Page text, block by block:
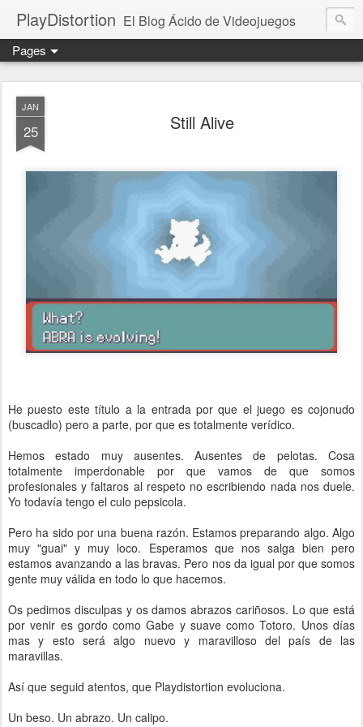
PlayDistortion El Blog Ácido de Videojuegos
Pages
JAN
25 Still Alive
He puesto este título a la entrada por que el juego es cojonudo
(buscadlo) pero a parte, por que es totalmente verídico.
Hemos estado muy ausentes. Ausentes de pelotas. Cosa
totalmente imperdonable por que vamos de que somos
profesionales y faltaros al respeto no escribiendo nada nos duele.
Yo todavía tengo el culo pepsicola.
Pero ha sido por una buena razón. Estamos preparando algo. Algo
muy "guai" y muy loco. Esperamos que nos salga bien pero
estamos avanzando a las bravas. Pero nos da igual por que somos
gente muy válida en todo lo que hacemos.
Os pedimos disculpas y os damos abrazos cariñosos. Lo que está
por venir es gordo como Gabe y suave como Totoro. Unos días
mas y esto será algo nuevo y maravilloso del país de las
maravillas.
Así que seguid atentos, que Playdistortion evoluciona.
Un beso. Un abrazo. Un calipo.